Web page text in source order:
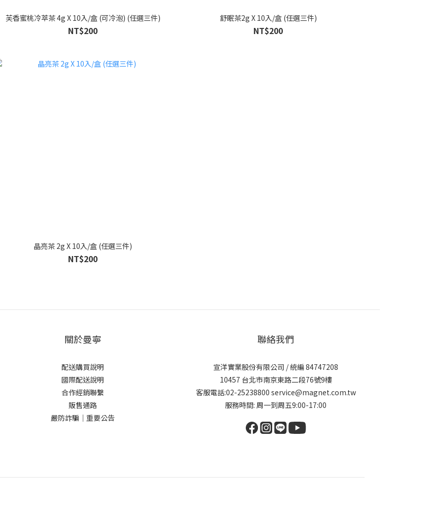
芙香蜜桃冷萃茶 4g X 10入/盒 (可冷泡) (任選三件)
NT$200
舒眠茶2g X 10入/盒 (任選三件)
NT$200
晶亮茶 2g X 10入/盒 (任選三件)
NT$200
關於曼寧
配送購買說明
國際配送說明
合作經銷聯繫
販售通路
嚴防詐騙｜重要公告
聯絡我們
宣洋實業股份有限公司 / 統編 84747208
10457 台北市南京東路二段76號9樓
客服電話:02-25238800 service@magnet.com.tw
服務時間: 周一到周五9:00-17:00